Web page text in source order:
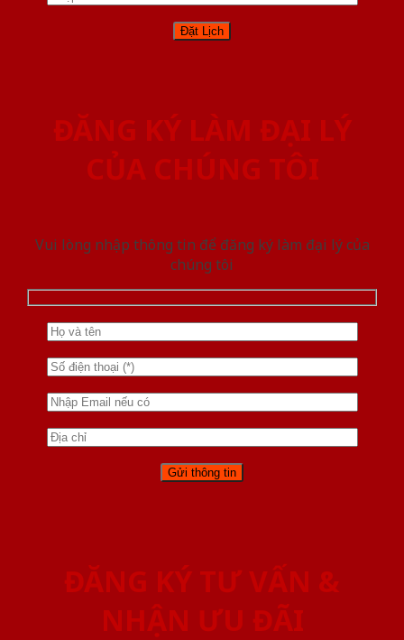
ĐĂNG KÝ LÀM ĐẠI LÝ
CỦA CHÚNG TÔI
Vui lòng nhập thông tin để đăng ký làm đại lý của
chúng tôi
ĐĂNG KÝ TƯ VẤN &
NHẬN ƯU ĐÃI